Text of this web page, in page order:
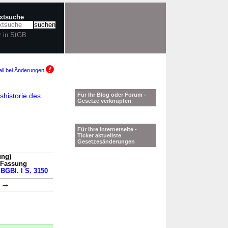
in StGB
bei Änderungen
des
I S. 3150
→
Für Ihr Blog oder Forum -
Gesetze verknüpfen
Für Ihre Internetseite -
Ticker aktuellste
Gesetzesänderungen